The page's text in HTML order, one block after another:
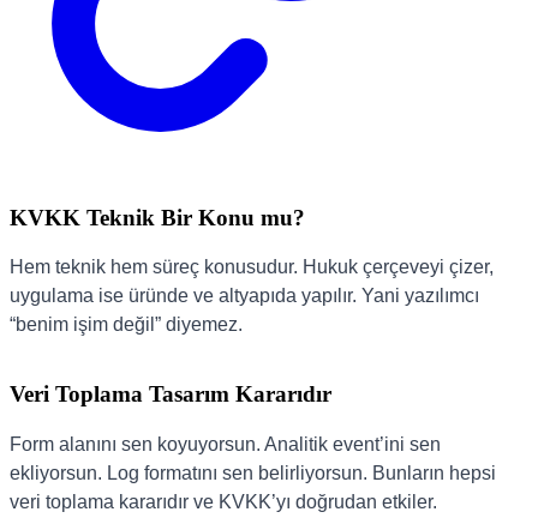
KVKK Teknik Bir Konu mu?
Hem teknik hem süreç konusudur. Hukuk çerçeveyi çizer,
uygulama ise üründe ve altyapıda yapılır. Yani yazılımcı
“benim işim değil” diyemez.
Veri Toplama Tasarım Kararıdır
Form alanını sen koyuyorsun. Analitik event’ini sen
ekliyorsun. Log formatını sen belirliyorsun. Bunların hepsi
veri toplama kararıdır ve KVKK’yı doğrudan etkiler.